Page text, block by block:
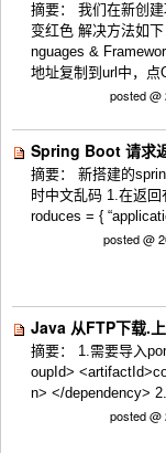
摘要： 我们在新创
变红色 解决方法如
nguages &
地址复制到url中，点
posted @
Spring Boot 请求
摘要： 新搭建的
时中文乱码 1.在返
roduces = {
posted @
Java 从FTP下载.
摘要： 1.需要导入
oupId>
n> </dependency>
posted @